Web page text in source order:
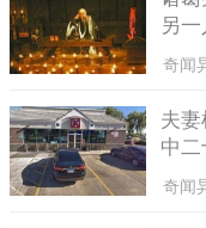
另
奇闻
夫
中
奇闻